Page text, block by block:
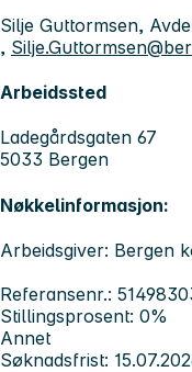
Silje Guttormsen,
,
Arbeidssted
Ladegårdsgaten 67
5033 Bergen
Nøkkelinformasjon:
Arbeidsgiver: Bergen
Referansenr.:
Stillingsprosent: 0%
Annet
Søknadsfrist: